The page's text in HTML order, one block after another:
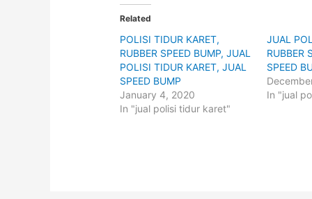
t
o
s
a
r
e
o
n
T
i
t
t
a
r
e
o
n
F
a
c
e
b
Related
POLISI TIDUR KARET,
RUBBER SPEED BUMP, JUAL
POLISI TIDUR KARET, JUAL
SPEED BUMP
January 4, 2020
In "jual polisi tidur karet"
JUAL
RUBBER
SPEED
In "jual